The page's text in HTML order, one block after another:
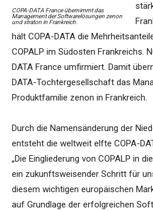
COPA-DATA France übernimmt das
Management der Softwarelösungen zenon
und straton in Frankreich.
hält COPA-DATA die
COPALP im Südosten Frankreichs.
DATA France umfirmiert. Damit
DATA-Tochtergesellschaft das
Produktfamilie zenon in Frankreich.
Durch die Namensänderung der
entsteht die weltweit elfte COPA-
„Die Eingliederung von COPALP in
ein zukunftsweisender Schritt für
diesem wichtigen europäischen
auf Grundlage der erfolgreichen